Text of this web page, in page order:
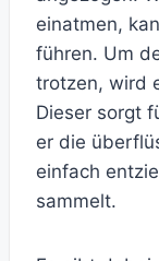
einatmen,
führen. Um
trotzen, wird
Dieser sorgt
er die
einfach
sammelt.